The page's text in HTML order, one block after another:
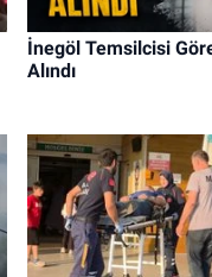
İnegöl Temsilcisi
Alındı